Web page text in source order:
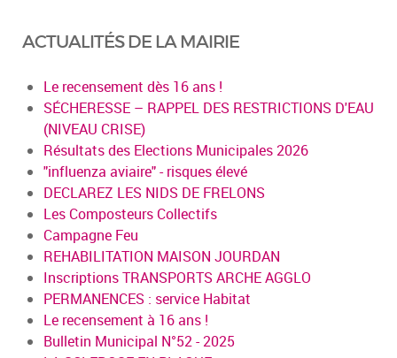
ACTUALITÉS DE LA MAIRIE
Le recensement dès 16 ans !
SÉCHERESSE – RAPPEL DES RESTRICTIONS D'EAU
(NIVEAU CRISE)
Résultats des Elections Municipales 2026
"influenza aviaire" - risques élevé
DECLAREZ LES NIDS DE FRELONS
Les Composteurs Collectifs
Campagne Feu
REHABILITATION MAISON JOURDAN
Inscriptions TRANSPORTS ARCHE AGGLO
PERMANENCES : service Habitat
Le recensement à 16 ans !
Bulletin Municipal N°52 - 2025